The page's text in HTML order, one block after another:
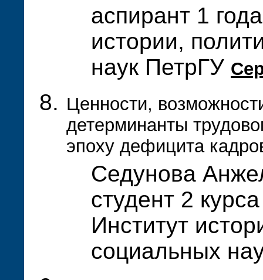
аспирант 1
истории,
наук ПетрГУ
Ценности,
детерминанты
эпоху дефицита
Седунова
студент 2
Институт
социальных